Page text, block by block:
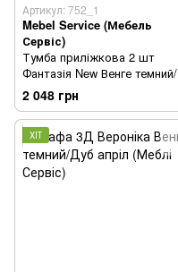
Артикул: 752_1
Mebel Service (Мебель
Сервіс)
Тумба приліжкова 2 шт
Фантазія New Венге темний/
Дуб самоа (Меблі Сервіс)
2 048 грн
ХІТ